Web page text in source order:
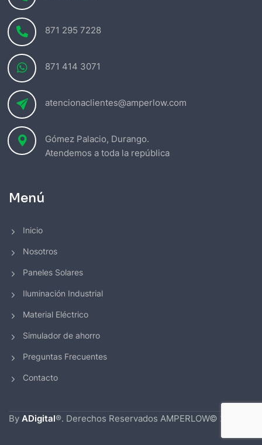
871 295 7228
871 414 3071
atencionaclientes@amperlow.com
Gómez Palacio, Durango.
Atendemos a toda la república
Menú
Inicio
Nosotros
Paneles Solares
Iluminación Industrial
Material Eléctrico
Simulador de ahorro
Preguntas Frecuentes
Contacto
By ADigital®. Derechos Reservados AMPERLOW© 2026